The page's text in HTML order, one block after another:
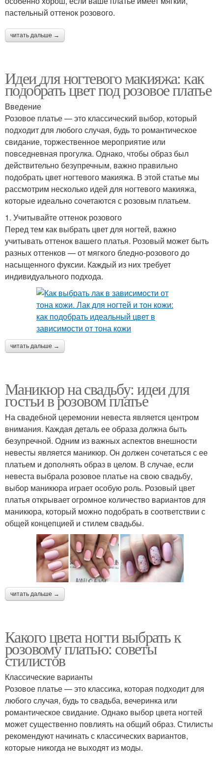
пастельный оттенок розового.
читать дальше →
Идеи для ногтевого макияжа: как
подобрать цвет под розовое платье
Введение
Розовое платье — это классический выбор, который
подходит для любого случая, будь то романтическое
свидание, торжественное мероприятие или
повседневная прогулка. Однако, чтобы образ был
действительно безупречным, важно правильно
подобрать цвет ногтевого макияжа. В этой статье мы
рассмотрим несколько идей для ногтевого макияжа,
которые идеально сочетаются с розовым платьем.
1. Учитывайте оттенок розового
Перед тем как выбрать цвет для ногтей, важно
учитывать оттенок вашего платья. Розовый может быть
разных оттенков — от мягкого бледно-розового до
насыщенного фуксии. Каждый из них требует
индивидуального подхода.
читать дальше →
Маникюр на свадьбу: идеи для
гостьи в розовом платье
На свадебной церемонии невеста является центром
внимания. Каждая деталь ее образа должна быть
безупречной. Одним из важных аспектов внешности
невесты является маникюр. Он должен сочетаться с ее
платьем и дополнять образ в целом. В случае, если
невеста выбрала розовое платье на свою свадьбу,
выбор маникюра играет особую роль. Розовый цвет
платья открывает огромное количество вариантов для
маникюра, который можно подобрать в соответствии с
общей концепцией и стилем свадьбы.
читать дальше →
Какого цвета ногти выбрать к
розовому платью: советы
стилистов
Классические варианты
Розовое платье — это классика, которая подходит для
любого случая, будь то свадьба, вечеринка или
романтическое свидание. Однако выбор цвета ногтей
может существенно повлиять на общий образ. Стилисты
рекомендуют начинать с классических вариантов,
которые никогда не выходят из моды.